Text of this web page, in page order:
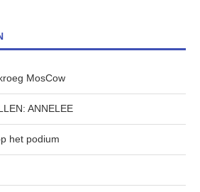
MosCow
ANNELEE
het podium